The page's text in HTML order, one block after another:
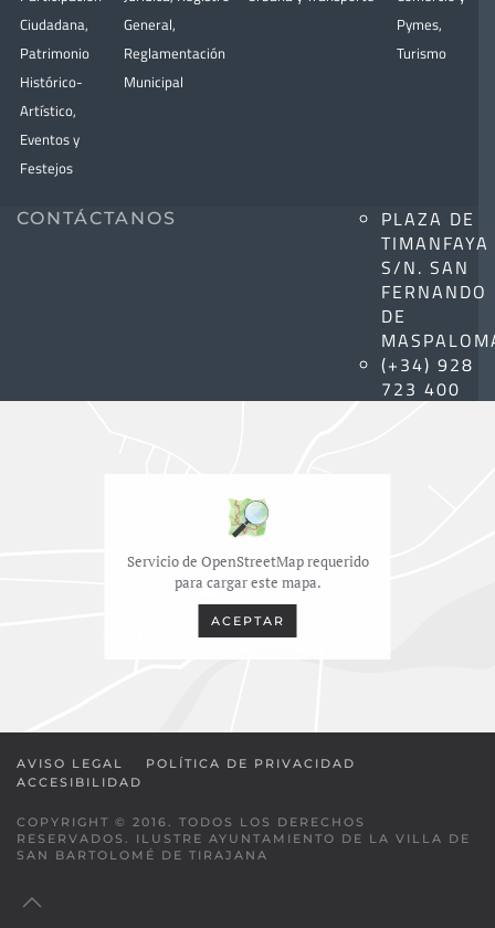
Ciudadana,
Patrimonio
Histórico-
Artístico,
Eventos y
Festejos
General,
Reglamentación
Municipal
Pymes,
Turismo
CONTÁCTANOS
PLAZA DE
TIMANFAYA
S/N. SAN
FERNANDO
DE
(+34) 928
723 400
Servicio de OpenStreetMap requerido
para cargar este mapa.
ACEPTAR
AVISO LEGAL
POLÍTICA DE PRIVACIDAD
ACCESIBILIDAD
COPYRIGHT © 2016. TODOS LOS DERECHOS
RESERVADOS. ILUSTRE AYUNTAMIENTO DE LA VILLA DE
SAN BARTOLOMÉ DE TIRAJANA